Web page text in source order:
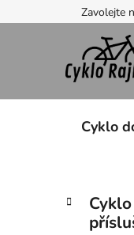
na
Zavolejte
Cyklo
PPřeskočit
kategorie
K
a